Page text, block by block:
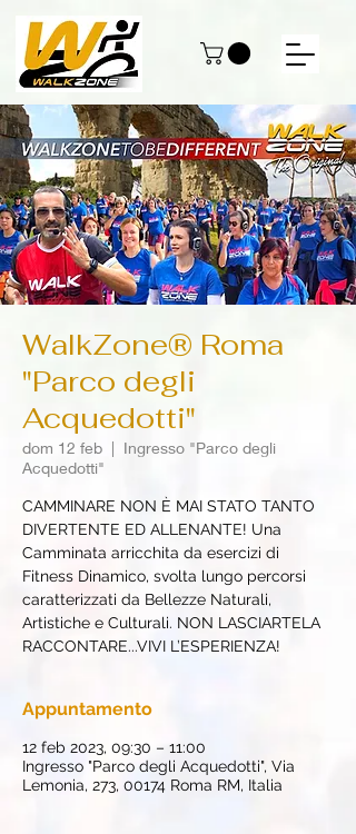
WalkZone® Roma
"Parco degli
Acquedotti"
dom 12 feb
  |
Ingresso "Parco degli
Acquedotti"
CAMMINARE NON È MAI STATO TANTO
DIVERTENTE ED ALLENANTE! Una
Camminata arricchita da esercizi di
Fitness Dinamico, svolta lungo percorsi
caratterizzati da Bellezze Naturali,
Artistiche e Culturali. NON LASCIARTELA
RACCONTARE...VIVI L’ESPERIENZA!
Appuntamento
12 feb 2023, 09:30 – 11:00
Ingresso "Parco degli Acquedotti", Via
Lemonia, 273, 00174 Roma RM, Italia